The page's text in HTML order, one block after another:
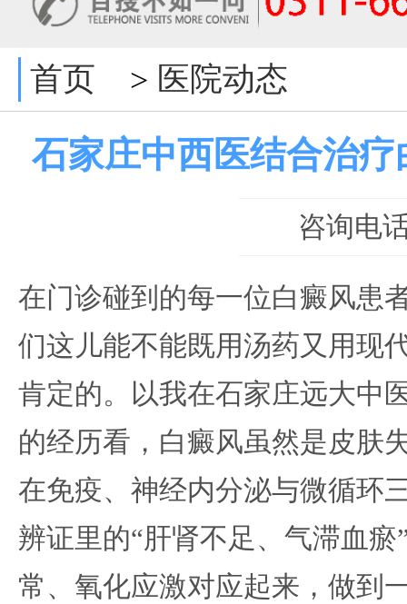
首页 > 医院动态
石家庄中西医结合治
咨询电
在门诊碰到的每一位白癜风患
们这儿能不能既用汤药又用现
肯定的。以我在石家庄远大中
的经历看，白癜风虽然是皮肤
在免疫、神经内分泌与微循环
辨证里的“肝肾不足、气滞血
常、氧化应激对应起来，做到